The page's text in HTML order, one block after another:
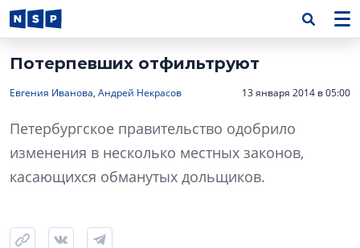
Потерпевших отфильтруют
Евгения Иванова, Андрей Некрасов 13 января 2014 в 05:00
Петербургское правительство одобрило
изменения в несколько местных законов,
касающихся обманутых дольщиков.